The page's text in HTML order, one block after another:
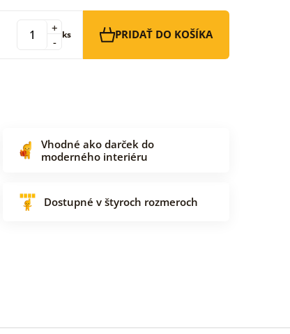
-
+ ks PRIDAŤ DO KOŠÍKA
Vhodné ako darček do
moderného interiéru
Dostupné v štyroch rozmeroch